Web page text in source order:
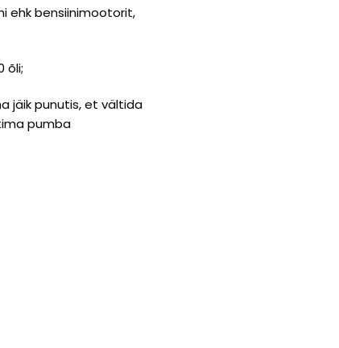
ehk bensiinimootorit,
õli;
jäik punutis, et vältida
pumba